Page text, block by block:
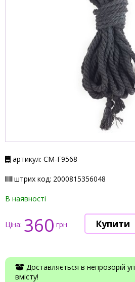
артикул: СМ-F9568
штрих код: 2000815356048
В наявності
Ціна: 360 грн
Доставляється в непрозорій
вмісту!